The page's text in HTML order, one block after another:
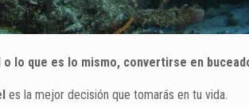
lo que es lo mismo, convertirse en
es la mejor decisión que tomarás en tu vida.